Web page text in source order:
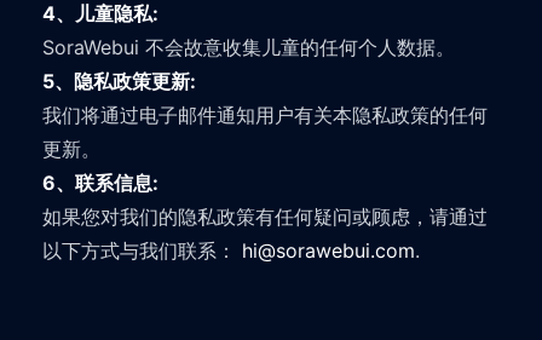
4、儿童隐私:
SoraWebui 不会故意收集儿童的任何个人数据。
5、隐私政策更新:
我们将通过电子邮件通知用户有关本隐私政策的任何
更新。
6、联系信息:
如果您对我们的隐私政策有任何疑问或顾虑，请通过
以下方式与我们联系：
hi@sorawebui.com.